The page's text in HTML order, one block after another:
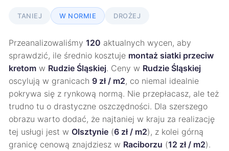
TANIEJ W NORMIE DROŻEJ
Przeanalizowaliśmy 120 aktualnych wycen, aby
sprawdzić, ile średnio kosztuje montaż siatki przeciw
kretom w Rudzie Śląskiej. Ceny w Rudzie Śląskiej
oscylują w granicach 9 zł / m2, co niemal idealnie
pokrywa się z rynkową normą. Nie przepłacasz, ale też
trudno tu o drastyczne oszczędności. Dla szerszego
obrazu warto dodać, że najtaniej w kraju za realizację
tej usługi jest w Olsztynie (6 zł / m2), z kolei górną
granicę cenową znajdziesz w Raciborzu (12 zł / m2).